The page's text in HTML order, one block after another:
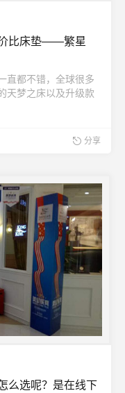
比床垫——繁星
直都不错，全球很多
天梦之床以及升级款
分享
么选呢？是在线下